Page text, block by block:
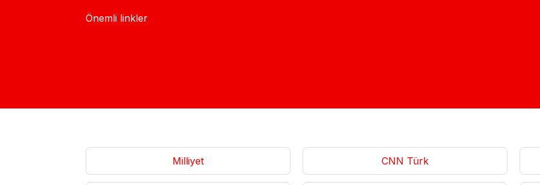
Önemli linkler
Milliyet CNN Türk